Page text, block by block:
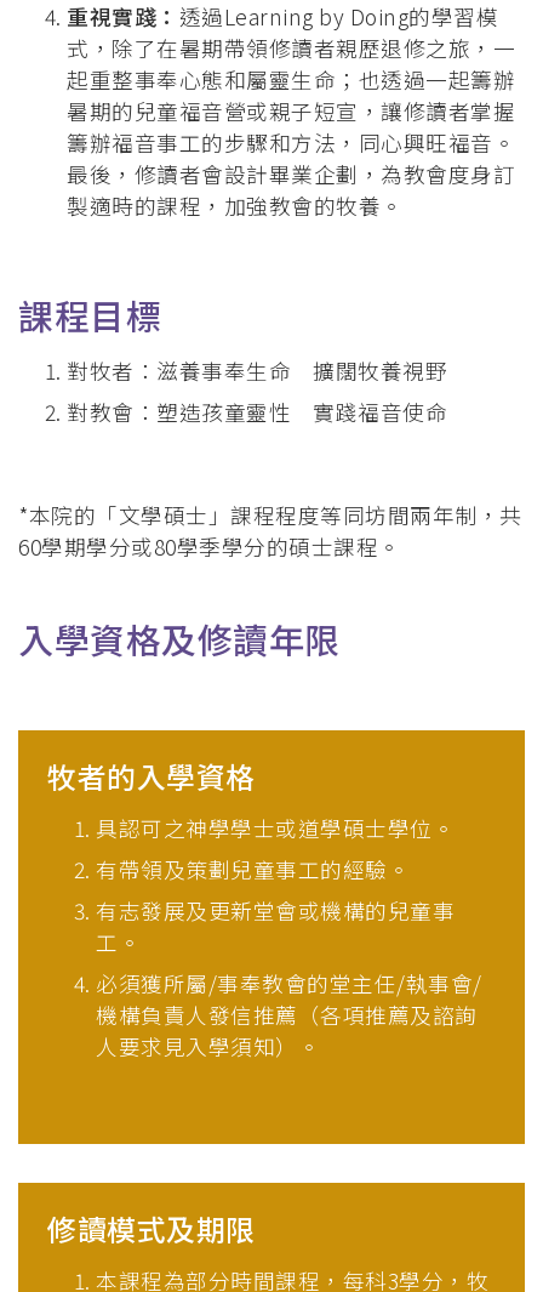
重視實踐： 透過Learning by Doing的學習模
式，除了在暑期帶領修讀者親歷退修之旅，一
起重整事奉心態和屬靈生命；也透過一起籌辦
暑期的兒童福音營或親子短宣，讓修讀者掌握
籌辦福音事工的步驟和方法，同心興旺福音。
最後，修讀者會設計畢業企劃，為教會度身訂
製適時的課程，加強教會的牧養。
課程目標
對牧者：滋養事奉生命 擴闊牧養視野
對教會：塑造孩童靈性 實踐福音使命
*本院的「文學碩士」課程程度等同坊間兩年制，共
60學期學分或80學季學分的碩士課程。
入學資格及修讀年限
牧者的入學資格
具認可之神學學士或道學碩士學位。
有帶領及策劃兒童事工的經驗。
有志發展及更新堂會或機構的兒童事
工。
必須獲所屬/事奉教會的堂主任/執事會/
機構負責人發信推薦（各項推薦及諮詢
人要求見入學須知）。
修讀模式及期限
本課程為部分時間課程，每科3學分，牧